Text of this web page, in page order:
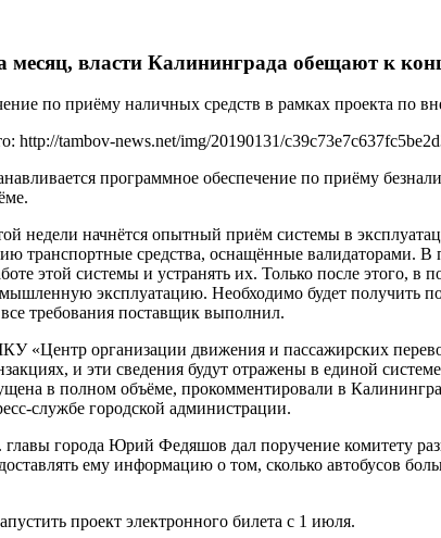
месяц, власти Калининграда обещают к
по приёму наличных средств в рамках проекта по
http://tambov-news.net/img/20190131/
программное обеспечение по приёму
недели начнётся опытный приём системы в
транспортные средства, оснащённые валидаторами. В
этой системы и устранять их. Только после этого, в
эксплуатацию. Необходимо будет получить
требования поставщик выполнил.
«Центр организации движения и пассажирских
и эти сведения будут отражены в единой
в полном объёме, прокомментировали в
службе городской администрации.
города Юрий Федяшов дал поручение комитету
ему информацию о том, сколько автобусов
проект электронного билета с 1 июля.